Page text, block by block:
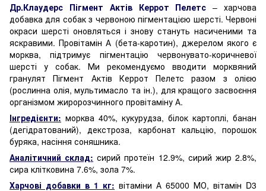
Др.Клаудерс Пігмент Актів Керрот Пелетс – харчова
добавка для собак з червоною пігментацією шерсті. Червоні
окраси шерсті оновляться і знову стануть насиченими та
яскравими. Провітамін А (бета-каротин), джерелом якого є
морква, підтримує пігментацію червонувато-коричневої
шерсті у собак. Ми рекомендуємо вводити морквяний
гранулят Пігмент Актів Керрот Пелетс разом з олією
(рослинна олія, мультимасло та ін.), для кращого засвоєння
організмом жиророзчинного провітаміну А.
Інгредієнти: морква 40%, кукурудза, білок картоплі, банан
(дегідратований), декстроза, карбонат кальцію, порошок
буряка, насіння соняшника.
Аналітичний склад: сирий протеїн 12.9%, сирий жир 2.8%,
сира клітковина 7.6%, зола 7%.
Харчові добавки в 1 кг: вітаміни А 65000 МО, вітамін D3